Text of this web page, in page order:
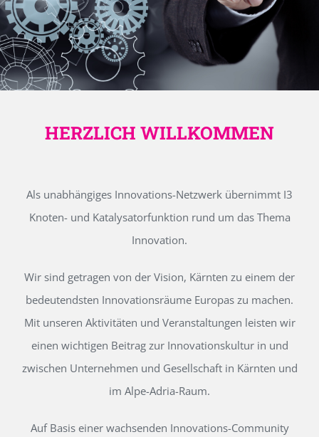
HERZLICH WILLKOMMEN
Als unabhängiges Innovations-Netzwerk übernimmt I3
Knoten- und Katalysatorfunktion rund um das Thema
Innovation.
Wir sind getragen von der Vision, Kärnten zu einem der
bedeutendsten Innovationsräume Europas zu machen.
Mit unseren Aktivitäten und Veranstaltungen leisten wir
einen wichtigen Beitrag zur Innovationskultur in und
zwischen Unternehmen und Gesellschaft in Kärnten und
im Alpe-Adria-Raum.
Auf Basis einer wachsenden Innovations-Community